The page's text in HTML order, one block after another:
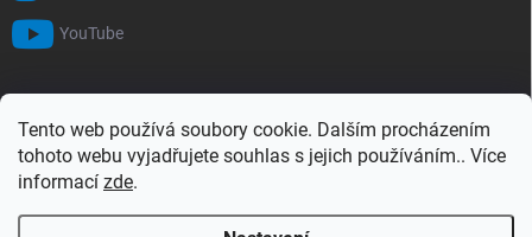
Tento web používá soubory cookie. Dalším procházením
tohoto webu vyjadřujete souhlas s jejich používáním.. Více
informací zde.
YouTube
Hledat